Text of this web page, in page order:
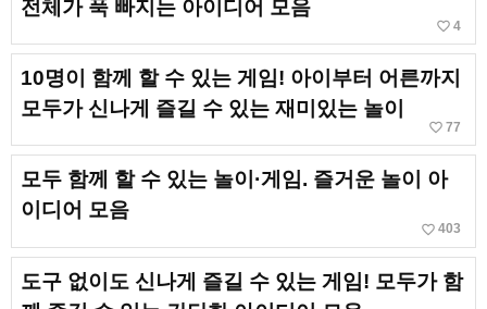
전체가 푹 빠지는 아이디어 모음
favorite_border 4
10명이 함께 할 수 있는 게임! 아이부터 어른까지
모두가 신나게 즐길 수 있는 재미있는 놀이
favorite_border 77
모두 함께 할 수 있는 놀이·게임. 즐거운 놀이 아
이디어 모음
favorite_border 403
도구 없이도 신나게 즐길 수 있는 게임! 모두가 함